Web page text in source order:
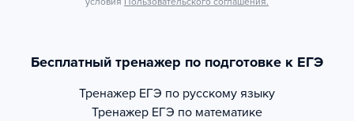
Бесплатный тренажер по подготовке к ЕГЭ
Тренажер ЕГЭ по русскому языку
Тренажер ЕГЭ по математике